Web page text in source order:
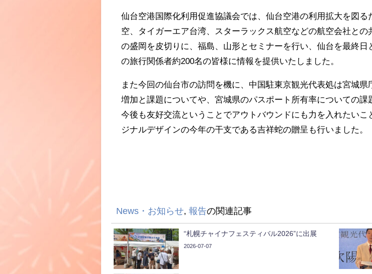
仙台空港国際化利用促進協議会では、仙台空港の利用拡大を図
空、タイガーエア台湾、スターラックス航空などの航空会社と
の盛岡を皮切りに、福島、山形とセミナーを行い、仙台を最終
の旅行関係者約200名の皆様に情報を提供いたしました。
また今回の仙台市の訪問を機に、中国駐東京観光代表処は宮城
増加と課題についてや、宮城県のパスポート所有率についての課
今後も友好交流ということでアウトバウンドにも力を入れたい
ジナルデザインの今年の干支である吉祥蛇の贈呈も行いました。
News・お知らせ, 報告の関連記事
“札幌チャイナフェスティバル2026”に出展
2026-07-07